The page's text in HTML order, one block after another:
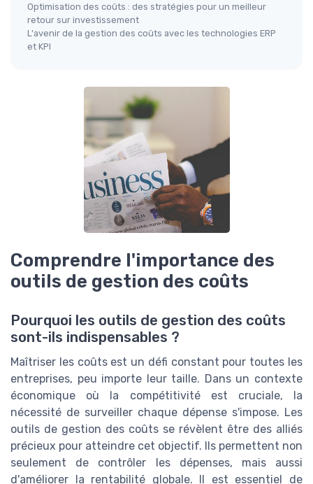
Optimisation des coûts : des stratégies pour un meilleur
retour sur investissement
L'avenir de la gestion des coûts avec les technologies ERP
et KPI
Comprendre l'importance des
outils de gestion des coûts
Pourquoi les outils de gestion des coûts
sont-ils indispensables ?
Maîtriser les coûts est un défi constant pour toutes les
entreprises, peu importe leur taille. Dans un contexte
économique où la compétitivité est cruciale, la
nécessité de surveiller chaque dépense s'impose. Les
outils de gestion des coûts se révèlent être des alliés
précieux pour atteindre cet objectif. Ils permettent non
seulement de contrôler les dépenses, mais aussi
d'améliorer la rentabilité globale. Il est essentiel de